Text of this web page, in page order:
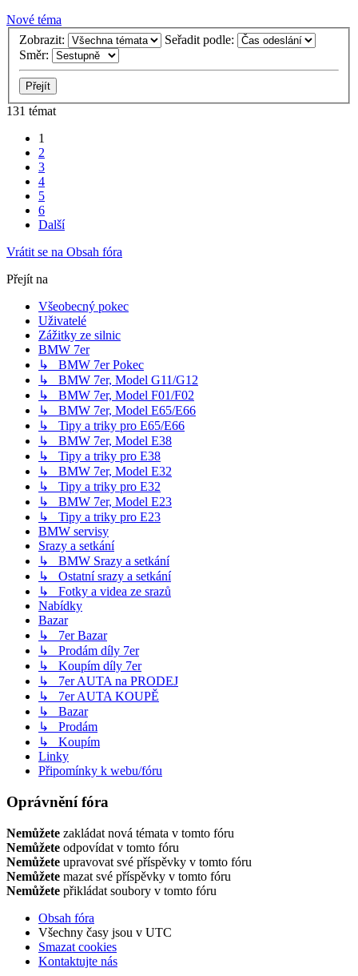
Nové téma
Zobrazit:
Seřadit podle:
Směr:
131 témat
1
2
3
4
5
6
Další
Vrátit se na Obsah fóra
Přejít na
Všeobecný pokec
Uživatelé
Zážitky ze silnic
BMW 7er
↳ BMW 7er Pokec
↳ BMW 7er, Model G11/G12
↳ BMW 7er, Model F01/F02
↳ BMW 7er, Model E65/E66
↳ Tipy a triky pro E65/E66
↳ BMW 7er, Model E38
↳ Tipy a triky pro E38
↳ BMW 7er, Model E32
↳ Tipy a triky pro E32
↳ BMW 7er, Model E23
↳ Tipy a triky pro E23
BMW servisy
Srazy a setkání
↳ BMW Srazy a setkání
↳ Ostatní srazy a setkání
↳ Fotky a videa ze srazů
Nabídky
Bazar
↳ 7er Bazar
↳ Prodám díly 7er
↳ Koupím díly 7er
↳ 7er AUTA na PRODEJ
↳ 7er AUTA KOUPĚ
↳ Bazar
↳ Prodám
↳ Koupím
Linky
Připomínky k webu/fóru
Oprávnění fóra
Nemůžete zakládat nová témata v tomto fóru
Nemůžete odpovídat v tomto fóru
Nemůžete upravovat své příspěvky v tomto fóru
Nemůžete mazat své příspěvky v tomto fóru
Nemůžete přikládat soubory v tomto fóru
Obsah fóra
Všechny časy jsou v UTC
Smazat cookies
Kontaktujte nás